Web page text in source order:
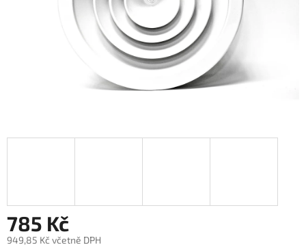
785 Kč
949,85 Kč včetně DPH